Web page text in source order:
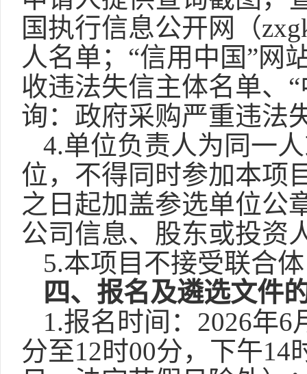
国执行信息公开网（
人名单；“信用中国”网
收违法失信主体名单、
询：政府采购严重违法
4.单位负责人为同一
位，不得同时参加本项
之日起加盖参选单位公
公司信息、股东或投资
5.本项目不接受联合
四、 报名及遴选文件
1.报名 时间： 2026年6
分至12时00分，下午14